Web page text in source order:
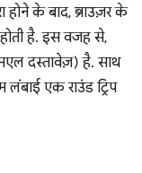
होने के बाद, ब्राउज़र के
है. इस वजह से,
दस्तावेज़) है. साथ
एक राउंड ट्रिप